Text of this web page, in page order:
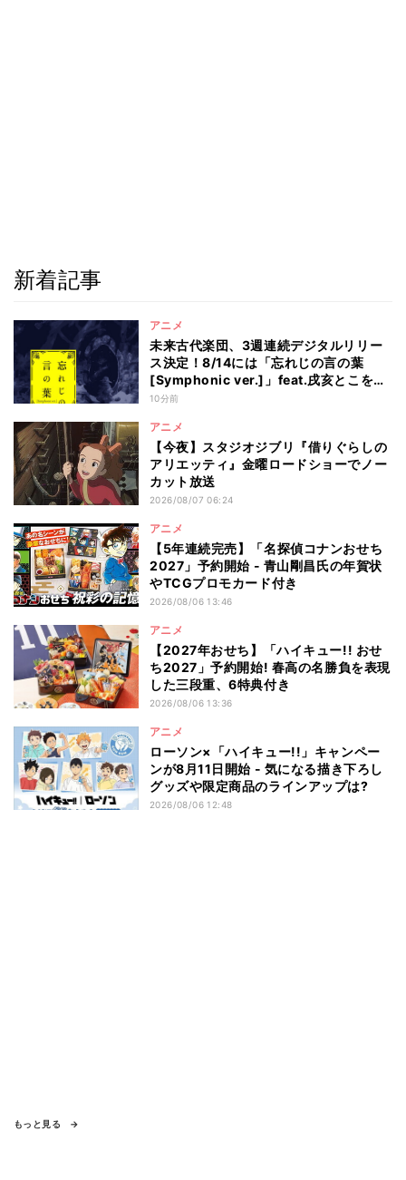
新着記事
アニメ
未来古代楽団、3週連続デジタルリリー
ス決定！8/14には「忘れじの言の葉
[Symphonic ver.]」feat.戌亥とこを配
信
10分前
アニメ
【今夜】スタジオジブリ『借りぐらしの
アリエッティ』金曜ロードショーでノー
カット放送
2026/08/07 06:24
アニメ
【5年連続完売】「名探偵コナンおせち
2027」予約開始 - 青山剛昌氏の年賀状
やTCGプロモカード付き
2026/08/06 13:46
アニメ
【2027年おせち】「ハイキュー!! おせ
ち2027」予約開始! 春高の名勝負を表現
した三段重、6特典付き
2026/08/06 13:36
アニメ
ローソン×「ハイキュー!!」キャンペー
ンが8月11日開始 - 気になる描き下ろし
グッズや限定商品のラインアップは?
2026/08/06 12:48
もっと見る